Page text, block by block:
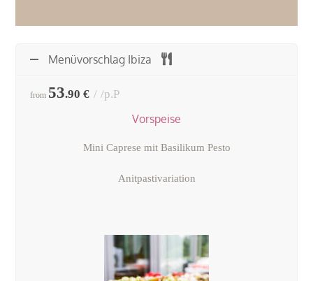
Menüvorschlag Ibiza
from 53.90 € /p.P
Vorspeise
Mini Caprese mit Basilikum Pesto
Anitpastivariation